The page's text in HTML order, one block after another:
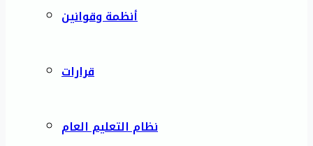
أنظمة وقوانين
قرارات
نظام التعليم العام